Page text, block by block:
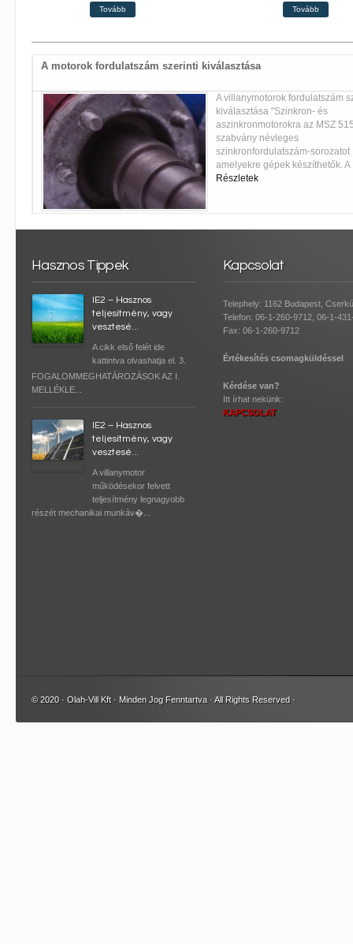
Tovább Tovább
A motorok fordulatszám szerinti kiválasztása
A villanymotorok fordulatszám
kiválasztása "Szinkron- és
aszinkronmotorokra az MSZ
szabvány névleges
szinkronfordulatszám-sorozatot
amelyekre gépek készíthetők. A
Részletek
Hasznos Tippek
IE2 – Hasznos
teljesítmény, vagy
vesztesé...
A cikk első felét ide
kattintva olvashatja el. 3.
FOGALOMMEGHATÁROZÁSOK AZ I.
MELLÉKLE...
IE2 – Hasznos
teljesítmény, vagy
vesztesé...
A villanymotor
működésekor felvett
teljesítmény legnagyobb
részét mechanikai munkáv�...
Kapcsolat
Telephely: 1162 Budapest,
Telefon: 06-1-260-9712, 06-1-
Fax: 06-1-260-9712
Értékesítés csomagküldéssel
Kérdése van?
Itt írhat nekünk:
KAPCSOLAT
© 2020 · Olah-Vill Kft · Minden Jog Fenntartva · All Rights Reserved ·